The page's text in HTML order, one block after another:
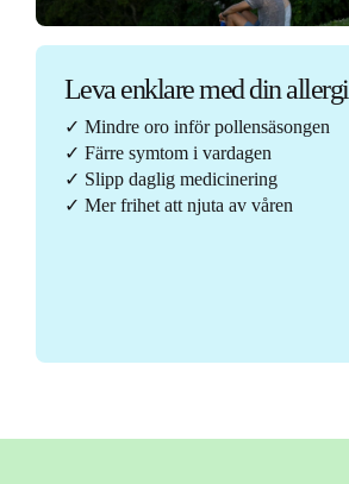
Leva enklare med din allergi
✓ Mindre oro inför pollensäsongen
✓ Färre symtom i vardagen
✓ Slipp daglig medicinering
✓ Mer frihet att njuta av våren